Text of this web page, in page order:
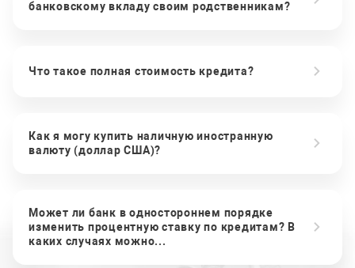
банковскому вкладу своим родственникам?
Что такое полная стоимость кредита?
Как я могу купить наличную иностранную
валюту (доллар США)?
Может ли банк в одностороннем порядке
изменить процентную ставку по кредитам? В
каких случаях можно...